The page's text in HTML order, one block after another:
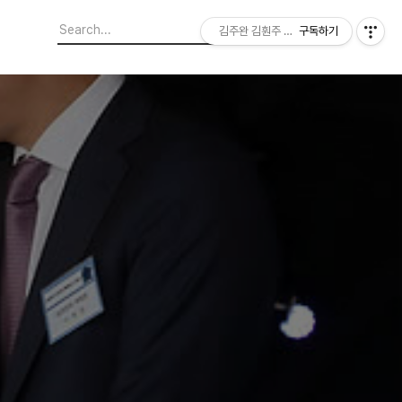
김주완 김훤주 지역에서 본 세상
구독하기